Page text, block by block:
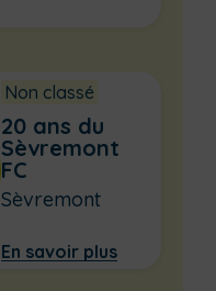
Non classé
20 ans du
Sèvremont
FC
Sèvremont
En savoir plus